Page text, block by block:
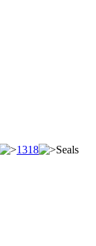
1318 Seals